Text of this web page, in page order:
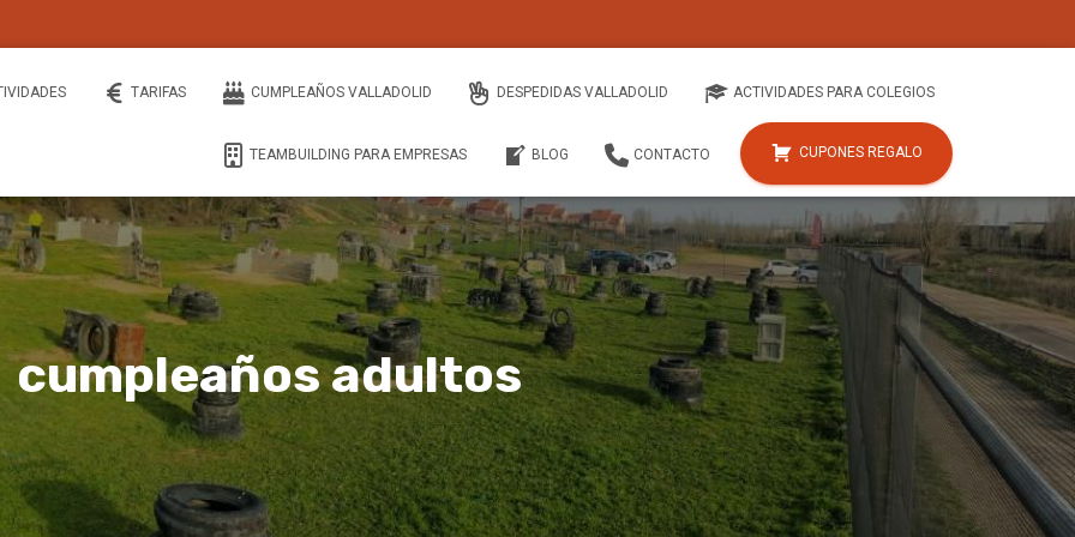
TARIFAS CUMPLEAÑOS VALLADOLID DESPEDIDAS VALLADOLID ACTIVIDADES PARA COLEGIOS
TEAMBUILDING PARA EMPRESAS BLOG CONTACTO CUPONES REGALO
cumpleaños adultos